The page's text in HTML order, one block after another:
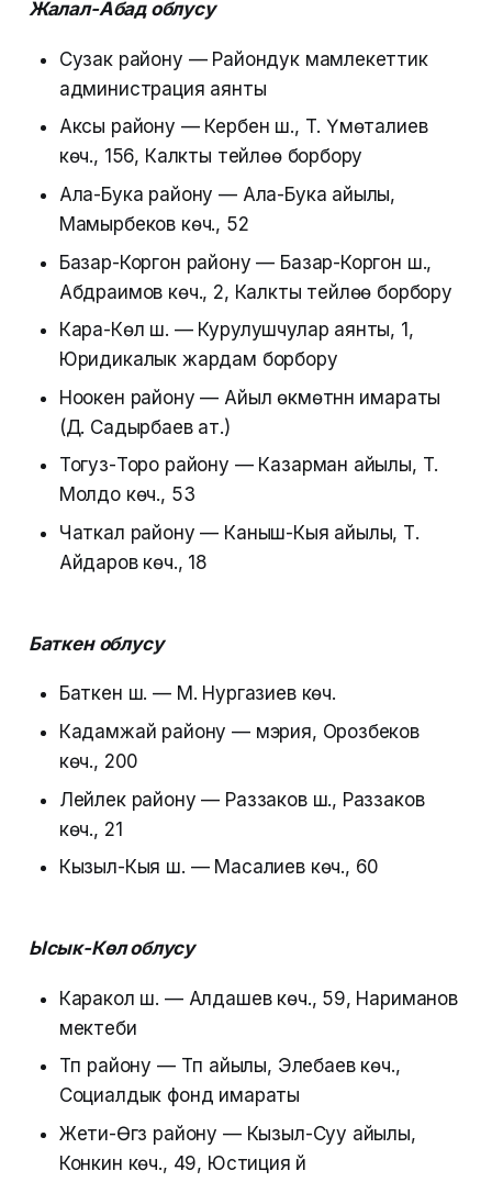
Жалал-Абад облусу
Сузак району — Райондук мамлекеттик
администрация аянты
Аксы району — Кербен ш., Т. Үмөталиев
көч., 156, Калкты тейлөө борбору
Ала-Бука району — Ала-Бука айылы,
Мамырбеков көч., 52
Базар-Коргон району — Базар-Коргон ш.,
Абдраимов көч., 2, Калкты тейлөө борбору
Кара-Көл ш. — Курулушчулар аянты, 1,
Юридикалык жардам борбору
Ноокен району — Айыл өкмөтүнүн имараты
(Д. Садырбаев ат.)
Тогуз-Торо району — Казарман айылы, Т.
Молдо көч., 53
Чаткал району — Каныш-Кыя айылы, Т.
Айдаров көч., 18
Баткен облусу
Баткен ш. — М. Нургазиев көч.
Кадамжай району — мэрия, Орозбеков
көч., 200
Лейлек району — Раззаков ш., Раззаков
көч., 21
Кызыл-Кыя ш. — Масалиев көч., 60
Ысык-Көл облусу
Каракол ш. — Алдашев көч., 59, Нариманов
мектеби
Түп району — Түп айылы, Элебаев көч.,
Социалдык фонд имараты
Жети-Өгүз району — Кызыл-Суу айылы,
Конкин көч., 49, Юстиция үйү